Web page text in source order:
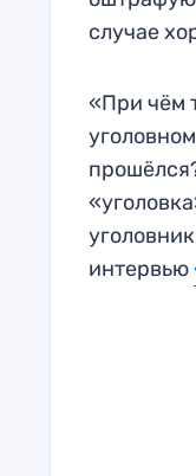
случае
«При чём
интервью